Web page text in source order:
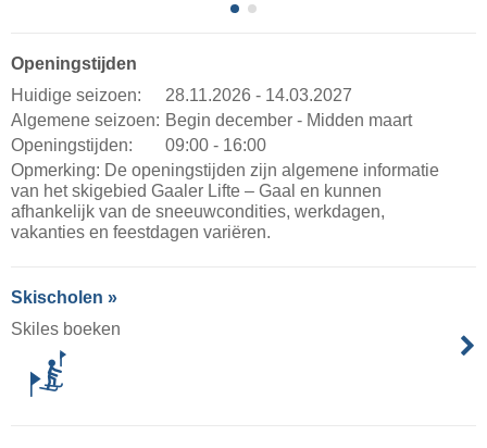
Openingstijden
Huidige seizoen:
28.11.2026 - 14.03.2027
Algemene seizoen: Begin december - Midden maart
Openingstijden:
09:00 - 16:00
Opmerking: De openingstijden zijn algemene informatie
van het skigebied Gaaler Lifte – Gaal en kunnen
afhankelijk van de sneeuwcondities, werkdagen,
vakanties en feestdagen variëren.
Skischolen »
Skiles boeken